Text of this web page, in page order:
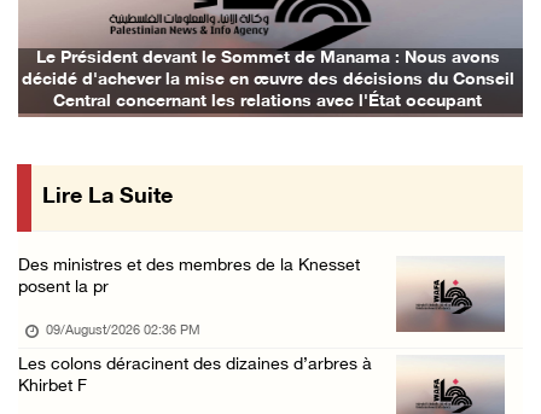
09/August/2026 08:43 AM
Égypte : le déplacement forcé des Palestinie ...
09/August/2026 08:18 AM
Des milices de colons israéliens volent un t ...
Des cas d’asphyxie ont été signalés dans le ...
Six civils blessés lors d'une attaque perpét ...
09/August/2026 12:11 AM
Le Président devant le Sommet de Manama : Nous avons
décidé d'achever la mise en œuvre des décisions du Conseil
Central concernant les relations avec l'État occupant
Lire La Suite
Des ministres et des membres de la Knesset
posent la pr
09/August/2026 02:36 PM
Les colons déracinent des dizaines d’arbres à
Khirbet F